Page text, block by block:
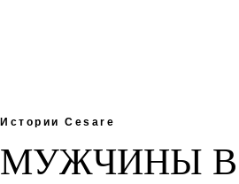
Истории Cesare
МУЖЧИНЫ В